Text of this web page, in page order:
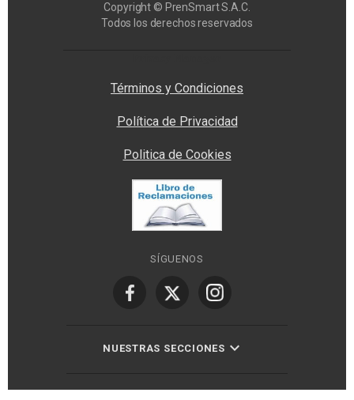
Copyright © PrenSmart S.A.C.
Todos los derechos reservados
Términos y Condiciones
Política de Privacidad
Politica de Cookies
SÍGUENOS
NUESTRAS SECCIONES